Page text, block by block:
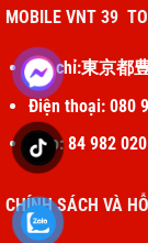
MOBILE VNT 39
Địa chỉ:東京都
Điện thoại: 080
Zalo: 84 982
CHÍNH SÁCH VÀ